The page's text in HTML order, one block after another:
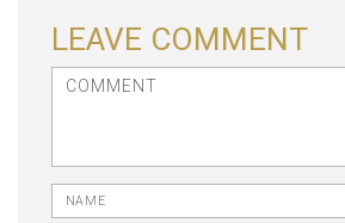
LEAVE COMMENT
<b>Comment</b> ( * )
Name